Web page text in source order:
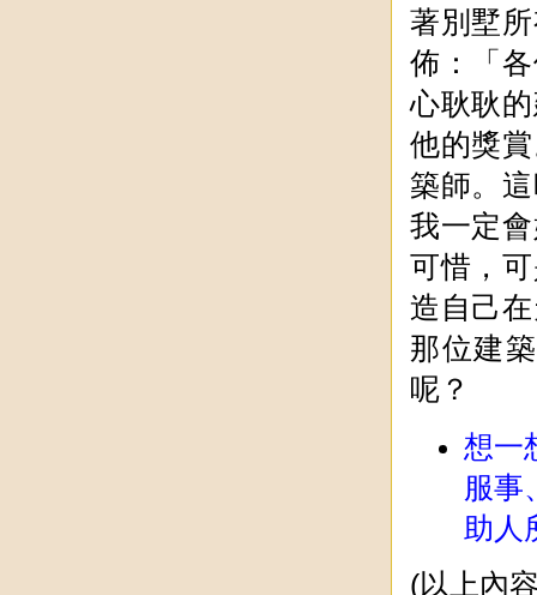
著別墅
佈：「
心耿耿
他的獎
築師。
我一定
可惜，
造自己
那位建
呢？
想一
服事
助人
(以上內